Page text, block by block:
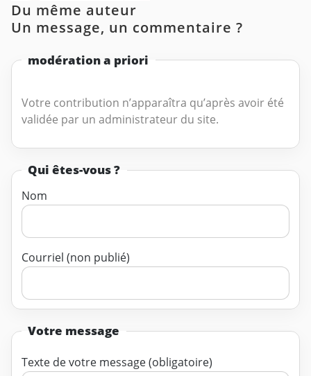
Du même auteur
Un message, un commentaire ?
modération a priori
Votre contribution n’apparaîtra qu’après avoir été
validée par un administrateur du site.
Qui êtes-vous ?
Nom
Courriel (non publié)
Votre message
Texte de votre message (obligatoire)